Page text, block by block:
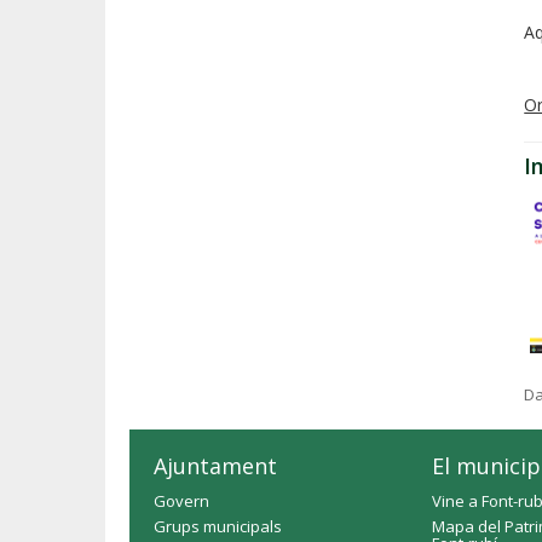
Ajuntament
Govern
Grups municipals
El
Vine a Font-
Mapa del